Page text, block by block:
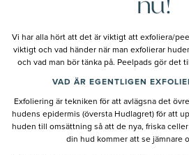
nu!
Vi har alla hört att det är viktigt att exfoliera/
viktigt och vad händer när man exfolierar
och vad man bör tänka på. Peelpads gör det
VAD ÄR EGENTLIGEN
Exfoliering är tekniken för att avlägsna det
hudens epidermis (översta Hudlagret) för att
huden till omsättning så att de nya, friska
din hud kommer att se jämnare